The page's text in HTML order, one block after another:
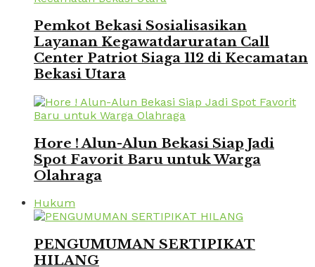
Pemkot Bekasi Sosialisasikan
Layanan Kegawatdaruratan Call
Center Patriot Siaga 112 di Kecamatan
Bekasi Utara
Hore ! Alun-Alun Bekasi Siap Jadi
Spot Favorit Baru untuk Warga
Olahraga
Hukum
PENGUMUMAN SERTIPIKAT
HILANG